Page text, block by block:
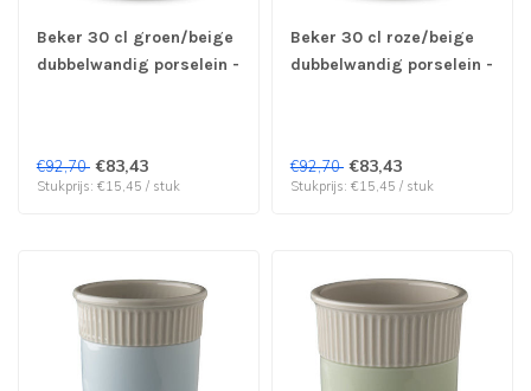
Beker 30 cl groen/beige
dubbelwandig porselein -
€92,70 €83,43
Stukprijs: €15,45 / stuk
Beker 30 cl roze/beige
dubbelwandig porselein -
€92,70 €83,43
Stukprijs: €15,45 / stuk